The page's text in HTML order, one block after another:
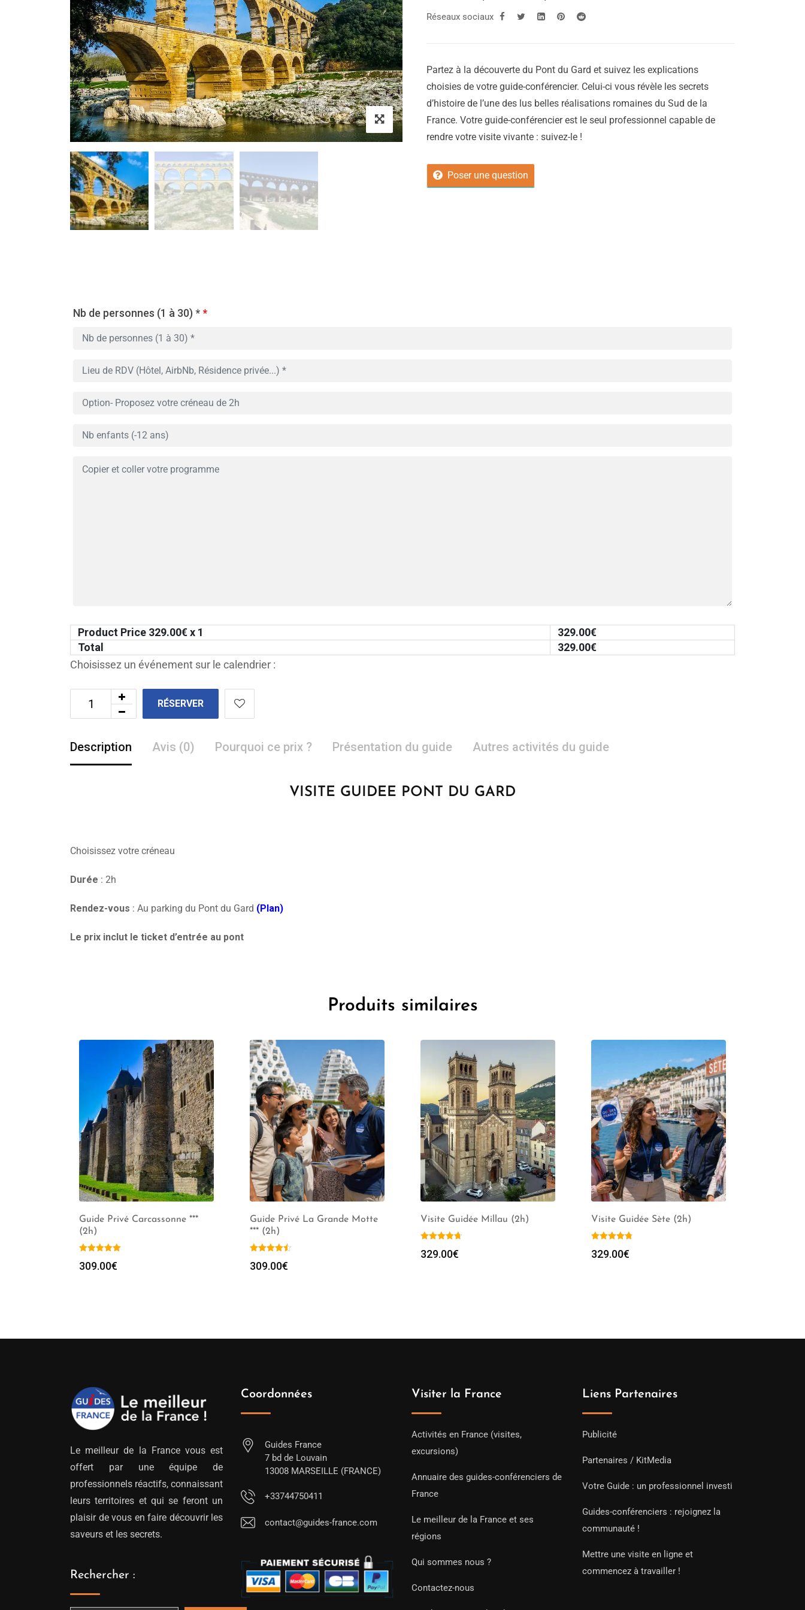
Réseaux sociaux
Partez à la découverte du Pont du Gard et suivez les explications
choisies de votre guide-conférencier. Celui-ci vous révèle les secrets
d’histoire de l’une des lus belles réalisations romaines du Sud de la
France. Votre guide-conférencier est le seul professionnel capable de
rendre votre visite vivante : suivez-le !
Poser une question
Nb de personnes (1 à 30) **
Product Price 329.00€ x 1 329.00€
Total
329.00€
Choisissez un événement sur le calendrier :
RÉSERVER
Description Avis (0) Pourquoi ce prix ? Présentation du guide Autres activités du guide
VISITE GUIDEE PONT DU GARD
Choisissez votre créneau
Durée : 2h
Rendez-vous : Au parking du Pont du Gard (Plan)
Le prix inclut le ticket d’entrée au pont
Produits similaires
Guide Privé Carcassonne ***
(2h)
309.00€
Guide Privé La Grande Motte
*** (2h)
309.00€
Visite Guidée Millau (2h)
329.00€
Visite Guidée Sète (2h)
329.00€
Le meilleur de la France vous est
offert par une équipe de
professionnels réactifs, connaissant
leurs territoires et qui se feront un
plaisir de vous en faire découvrir les
saveurs et les secrets.
Rechercher :
Coordonnées
Guides France
7 bd de Louvain
13008 MARSEILLE (FRANCE)
+33744750411
contact@guides-france.com
Visiter la France
Activités en France (visites,
excursions)
Annuaire des guides-conférenciers de
France
Le meilleur de la France et ses
régions
Qui sommes nous ?
Contactez-nous
Liens Partenaires
Publicité
Partenaires / KitMedia
Votre Guide : un professionnel investi
Guides-conférenciers : rejoignez la
communauté !
Mettre une visite en ligne et
commencez à travailler !